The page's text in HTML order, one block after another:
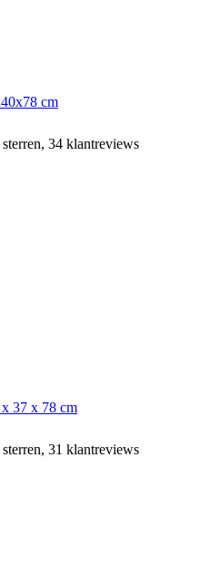
cm
34 klantreviews
37 x 78 cm
31 klantreviews